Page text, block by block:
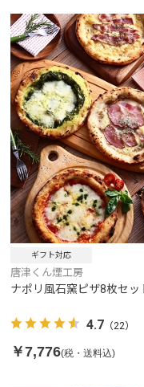
ギフト対応
唐津くん煙工房
ナポリ風石窯ピザ8枚セッ
4.7 （22）
￥7,776(税・送料込)